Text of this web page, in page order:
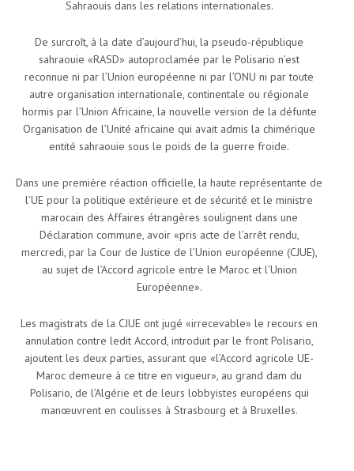
Sahraouis dans les relations internationales.
De surcroît, à la date d’aujourd’hui, la pseudo-république
sahraouie «RASD» autoproclamée par le Polisario n’est
reconnue ni par l’Union européenne ni par l’ONU ni par toute
autre organisation internationale, continentale ou régionale
hormis par l’Union Africaine, la nouvelle version de la défunte
Organisation de l’Unité africaine qui avait admis la chimérique
entité sahraouie sous le poids de la guerre froide.
Dans une première réaction officielle, la haute représentante de
l’UE pour la politique extérieure et de sécurité et le ministre
marocain des Affaires étrangères soulignent dans une
Déclaration commune, avoir «pris acte de l’arrêt rendu,
mercredi, par la Cour de Justice de l’Union européenne (CJUE),
au sujet de l’Accord agricole entre le Maroc et l’Union
Européenne».
Les magistrats de la CJUE ont jugé «irrecevable» le recours en
annulation contre ledit Accord, introduit par le front Polisario,
ajoutent les deux parties, assurant que «l’Accord agricole UE-
Maroc demeure à ce titre en vigueur», au grand dam du
Polisario, de l’Algérie et de leurs lobbyistes européens qui
manœuvrent en coulisses à Strasbourg et à Bruxelles.